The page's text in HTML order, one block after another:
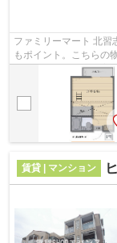
ファミリーマート 北習
もポイント。こちらの
り込むアパートをご案
賃貸 | マンション